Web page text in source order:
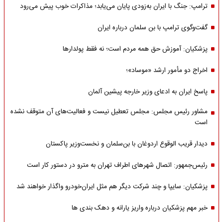
ترامپ: جنگ با ایران به‌زودی پایان می‌یابد؛ مذاکرات خوب پیش می‌رود
گفت‌وگوی ترامپ با بن سلمان درباره ایران
پزشکیان: آموزش حق همه مردم است؛ نه فقط پولدارها
اخراج دو مأمور ارشد «موساد»؛
پاسخ ایران به ادعای وزیر خارجه پیشین آلمان
مشاور رئیس مجلس: مجلس تعطیل نیست و فعالیت‌های آن متوقف نشده
است
دیدار قریب الوقوع اردوغان با بن‌سلمان و نخست‌وزیر پاکستان
رئیس‌جمهور: اتصال شهرهای اطراف تهران به مترو در دستور کار است
پزشکیان: سایپا و چند شرکت دیگر هم مثل ایران‌خودرو واگذار خواهند شد
خبر مهم پزشکیان درباره واریز یارانه و دهک بندی ها